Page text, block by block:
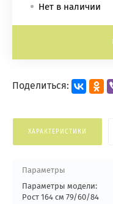
Нет в наличии
Поделиться:
ХАРАКТЕРИСТИКИ
Параметры
Параметры модели:
Рост 164 см 79/60/84